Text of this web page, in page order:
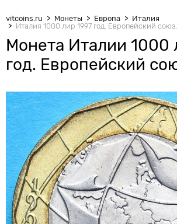
vitcoins.ru Монеты Европа
Италия
Италия 1000 лир 1997 год. Европейский
Монета Италии 1000
год. Европейский